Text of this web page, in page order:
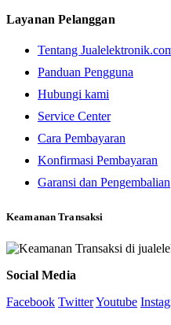
Layanan Pelanggan
Tentang
Panduan Pengguna
Hubungi kami
Service Center
Cara Pembayaran
Konfirmasi Pembayaran
Garansi dan Pengembalian
Keamanan Transaksi
Social Media
Facebook TwitterYoutube